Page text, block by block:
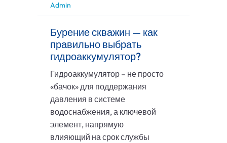
Admin
Бурение скважин — как
правильно выбрать
гидроаккумулятор?
Гидроаккумулятор – не просто
«бачок» для поддержания
давления в системе
водоснабжения, а ключевой
элемент, напрямую
влияющий на срок службы